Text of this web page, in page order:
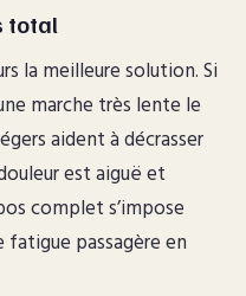
total
la meilleure solution. Si
marche très lente le
aident à décrasser
est aiguë et
complet s’impose
passagère en